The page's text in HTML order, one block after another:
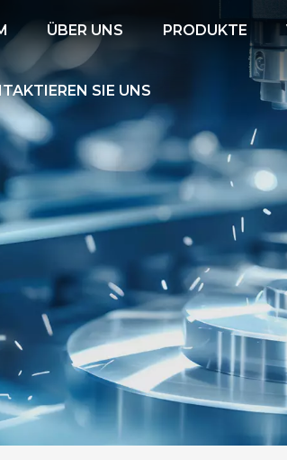
ÜBER UNS PRODUKTE
SIE UNS